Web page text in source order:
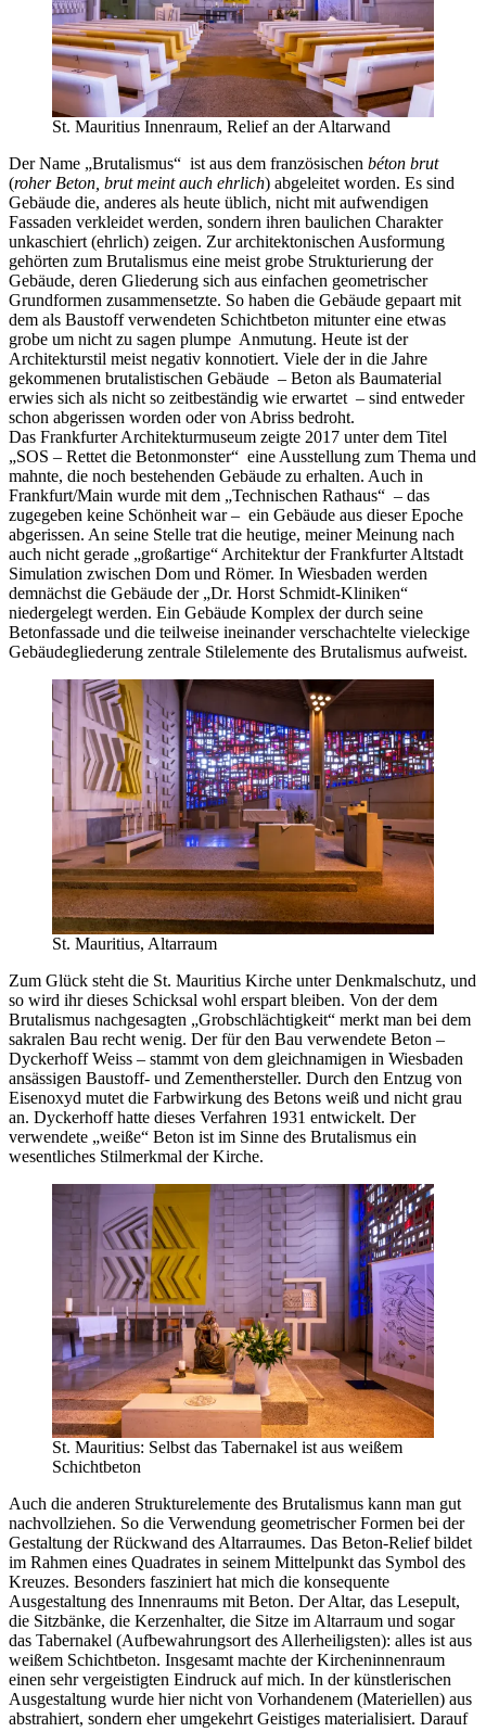
St. Mauritius Innenraum, Relief an der Altarwand
Der Name „Brutalismus“ ist aus dem französischen béton brut
(roher Beton, brut meint auch ehrlich) abgeleitet worden. Es sind
Gebäude die, anderes als heute üblich, nicht mit aufwendigen
Fassaden verkleidet werden, sondern ihren baulichen Charakter
unkaschiert (ehrlich) zeigen. Zur architektonischen Ausformung
gehörten zum Brutalismus eine meist grobe Strukturierung der
Gebäude, deren Gliederung sich aus einfachen geometrischer
Grundformen zusammensetzte. So haben die Gebäude gepaart mit
dem als Baustoff verwendeten Schichtbeton mitunter eine etwas
grobe um nicht zu sagen plumpe Anmutung. Heute ist der
Architekturstil meist negativ konnotiert. Viele der in die Jahre
gekommenen brutalistischen Gebäude – Beton als Baumaterial
erwies sich als nicht so zeitbeständig wie erwartet – sind entweder
schon abgerissen worden oder von Abriss bedroht.
Das Frankfurter Architekturmuseum zeigte 2017 unter dem Titel
„SOS – Rettet die Betonmonster“ eine Ausstellung zum Thema und
mahnte, die noch bestehenden Gebäude zu erhalten. Auch in
Frankfurt/Main wurde mit dem „Technischen Rathaus“ – das
zugegeben keine Schönheit war – ein Gebäude aus dieser Epoche
abgerissen. An seine Stelle trat die heutige, meiner Meinung nach
auch nicht gerade „großartige“ Architektur der Frankfurter Altstadt
Simulation zwischen Dom und Römer. In Wiesbaden werden
demnächst die Gebäude der „Dr. Horst Schmidt-Kliniken“
niedergelegt werden. Ein Gebäude Komplex der durch seine
Betonfassade und die teilweise ineinander verschachtelte vieleckige
Gebäudegliederung zentrale Stilelemente des Brutalismus aufweist.
St. Mauritius, Altarraum
Zum Glück steht die St. Mauritius Kirche unter Denkmalschutz, und
so wird ihr dieses Schicksal wohl erspart bleiben. Von der dem
Brutalismus nachgesagten „Grobschlächtigkeit“ merkt man bei dem
sakralen Bau recht wenig. Der für den Bau verwendete Beton –
Dyckerhoff Weiss – stammt von dem gleichnamigen in Wiesbaden
ansässigen Baustoff- und Zementhersteller. Durch den Entzug von
Eisenoxyd mutet die Farbwirkung des Betons weiß und nicht grau
an. Dyckerhoff hatte dieses Verfahren 1931 entwickelt. Der
verwendete „weiße“ Beton ist im Sinne des Brutalismus ein
wesentliches Stilmerkmal der Kirche.
St. Mauritius: Selbst das Tabernakel ist aus weißem
Schichtbeton
Auch die anderen Strukturelemente des Brutalismus kann man gut
nachvollziehen. So die Verwendung geometrischer Formen bei der
Gestaltung der Rückwand des Altarraumes. Das Beton-Relief bildet
im Rahmen eines Quadrates in seinem Mittelpunkt das Symbol des
Kreuzes. Besonders fasziniert hat mich die konsequente
Ausgestaltung des Innenraums mit Beton. Der Altar, das Lesepult,
die Sitzbänke, die Kerzenhalter, die Sitze im Altarraum und sogar
das Tabernakel (Aufbewahrungsort des Allerheiligsten): alles ist aus
weißem Schichtbeton. Insgesamt machte der Kircheninnenraum
einen sehr vergeistigten Eindruck auf mich. In der künstlerischen
Ausgestaltung wurde hier nicht von Vorhandenem (Materiellen) aus
abstrahiert, sondern eher umgekehrt Geistiges materialisiert. Darauf